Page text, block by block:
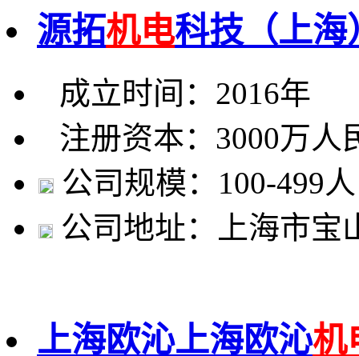
源拓机电科技（上海
成立时间：2016年
注册资本：3000万人
公司规模：100-499人
公司地址：上海市宝
上海欧沁上海欧沁机